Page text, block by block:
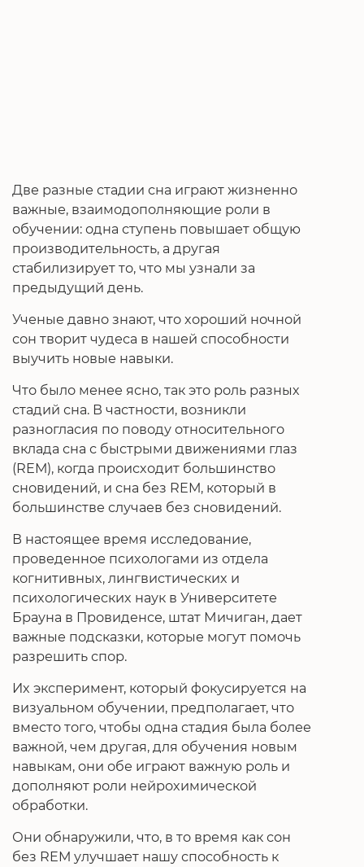
Две разные стадии сна играют жизненно
важные, взаимодополняющие роли в
обучении: одна ступень повышает общую
производительность, а другая
стабилизирует то, что мы узнали за
предыдущий день.
Ученые давно знают, что хороший ночной
сон творит чудеса в нашей способности
выучить новые навыки.
Что было менее ясно, так это роль разных
стадий сна. В частности, возникли
разногласия по поводу относительного
вклада сна с быстрыми движениями глаз
(REM), когда происходит большинство
сновидений, и сна без REM, который в
большинстве случаев без сновидений.
В настоящее время исследование,
проведенное психологами из отдела
когнитивных, лингвистических и
психологических наук в Университете
Брауна в Провиденсе, штат Мичиган, дает
важные подсказки, которые могут помочь
разрешить спор.
Их эксперимент, который фокусируется на
визуальном обучении, предполагает, что
вместо того, чтобы одна стадия была более
важной, чем другая, для обучения новым
навыкам, они обе играют важную роль и
дополняют роли нейрохимической
обработки.
Они обнаружили, что, в то время как сон
без REM улучшает нашу способность к